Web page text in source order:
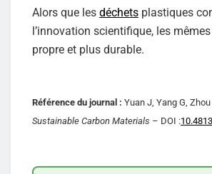
Alors que les déchets plastiques
l’innovation scientifique, les
propre et plus durable.
Référence du journal : Yuan J, Yang G,
Sustainable Carbon Materials – DOI :